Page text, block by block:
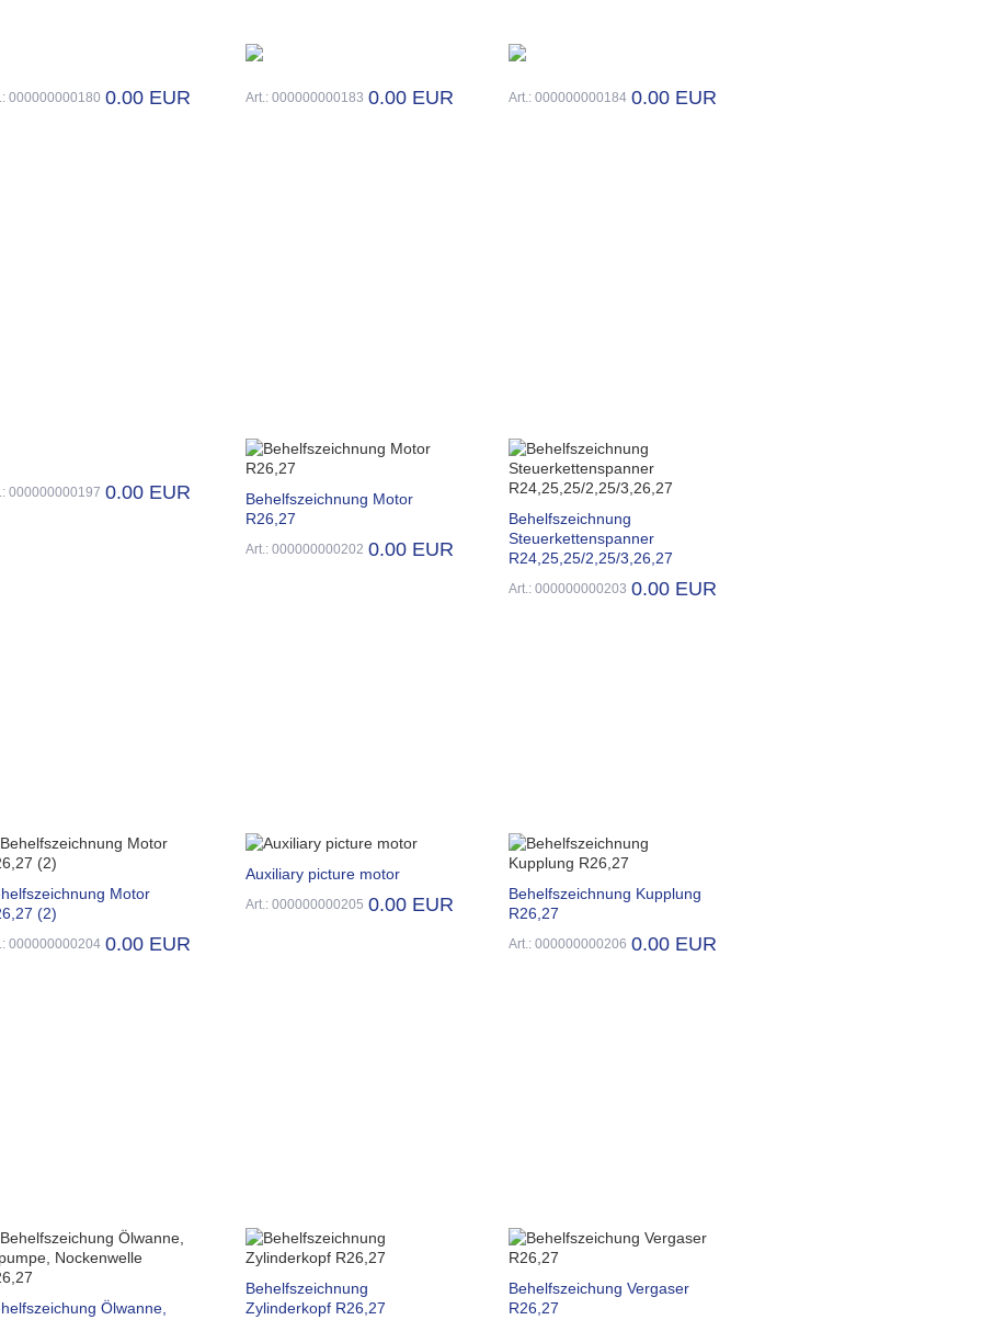
000000000180 0.00 EUR Art.: 000000000183 0.00 EUR Art.: 000000000184 0.00 EUR
000000000197 0.00 EUR
Behelfszeichnung Motor
R26,27
Art.: 000000000202 0.00 EUR
Behelfszeichnung
Steuerkettenspanner
R24,25,25/2,25/3,26,27
Art.: 000000000203 0.00 EUR
Motor
(2)
000000000204 0.00 EUR
Auxiliary picture motor
Art.: 000000000205 0.00 EUR
Behelfszeichnung Kupplung
R26,27
Art.: 000000000206 0.00 EUR
Ölwanne,
Behelfszeichnung
Zylinderkopf R26,27
Behelfszeichung Vergaser
R26,27